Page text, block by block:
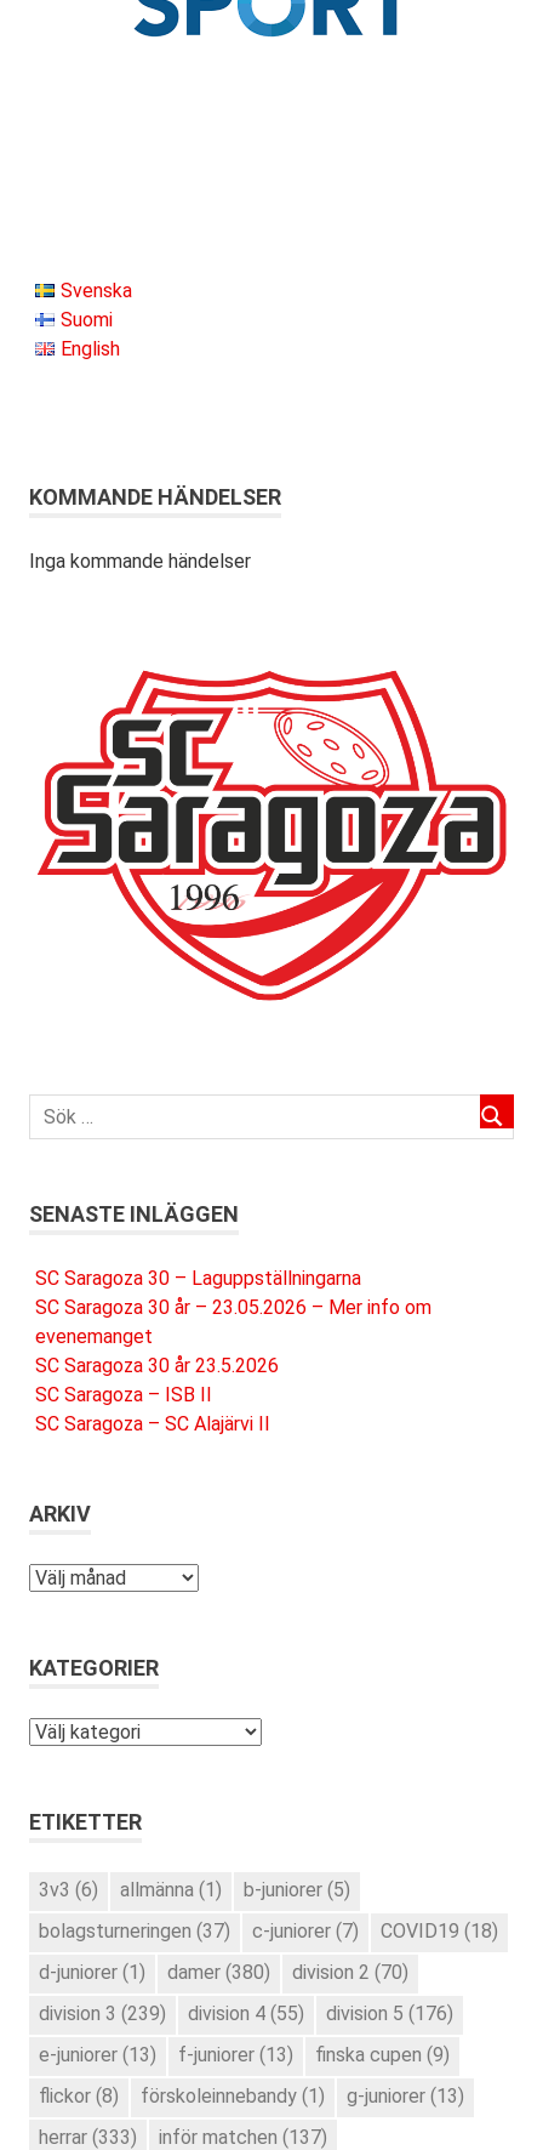
Svenska
Suomi
English
KOMMANDE HÄNDELSER
Inga kommande händelser
SENASTE INLÄGGEN
SC Saragoza 30 – Laguppställningarna
SC Saragoza 30 år – 23.05.2026 – Mer info om
evenemanget
SC Saragoza 30 år 23.5.2026
SC Saragoza – ISB II
SC Saragoza – SC Alajärvi II
ARKIV
Arkiv
KATEGORIER
Kategorier
ETIKETTER
3v3 (6) allmänna (1) b-juniorer (5)
bolagsturneringen (37) c-juniorer (7) COVID19 (18)
d-juniorer (1) damer (380) division 2 (70)
division 3 (239) division 4 (55) division 5 (176)
e-juniorer (13) f-juniorer (13) finska cupen (9)
flickor (8) förskoleinnebandy (1) g-juniorer (13)
herrar (333) inför matchen (137)